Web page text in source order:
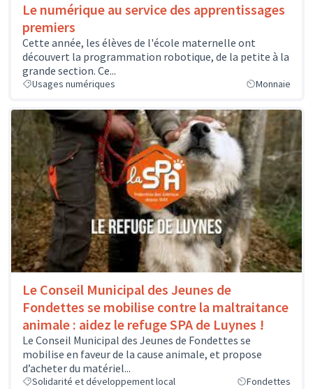
Le numérique au service des apprentissages
premiers
Cette année, les élèves de l'école maternelle ont
découvert la programmation robotique, de la petite à la
grande section. Ce...
Usages numériques Monnaie
Le Conseil Municipal des Jeunes de
Fondettes se mobilise contre la maltraitance
animale : aidez le refuge SPA de Luynes !
Le Conseil Municipal des Jeunes de Fondettes se
mobilise en faveur de la cause animale, et propose
d’acheter du matériel...
Solidarité et développement local Fondettes